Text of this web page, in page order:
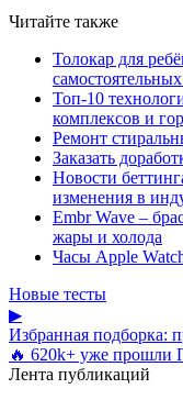
Читайте также
Толокар для
Топ-10
комплексов и
Ремонт
Заказать
Новости
изменения в
Embr Wave –
жары и холода
Часы Apple
Новые тесты
▶
Избранная подборка:
🔥 620k+ уже прошли
Лента публикаций